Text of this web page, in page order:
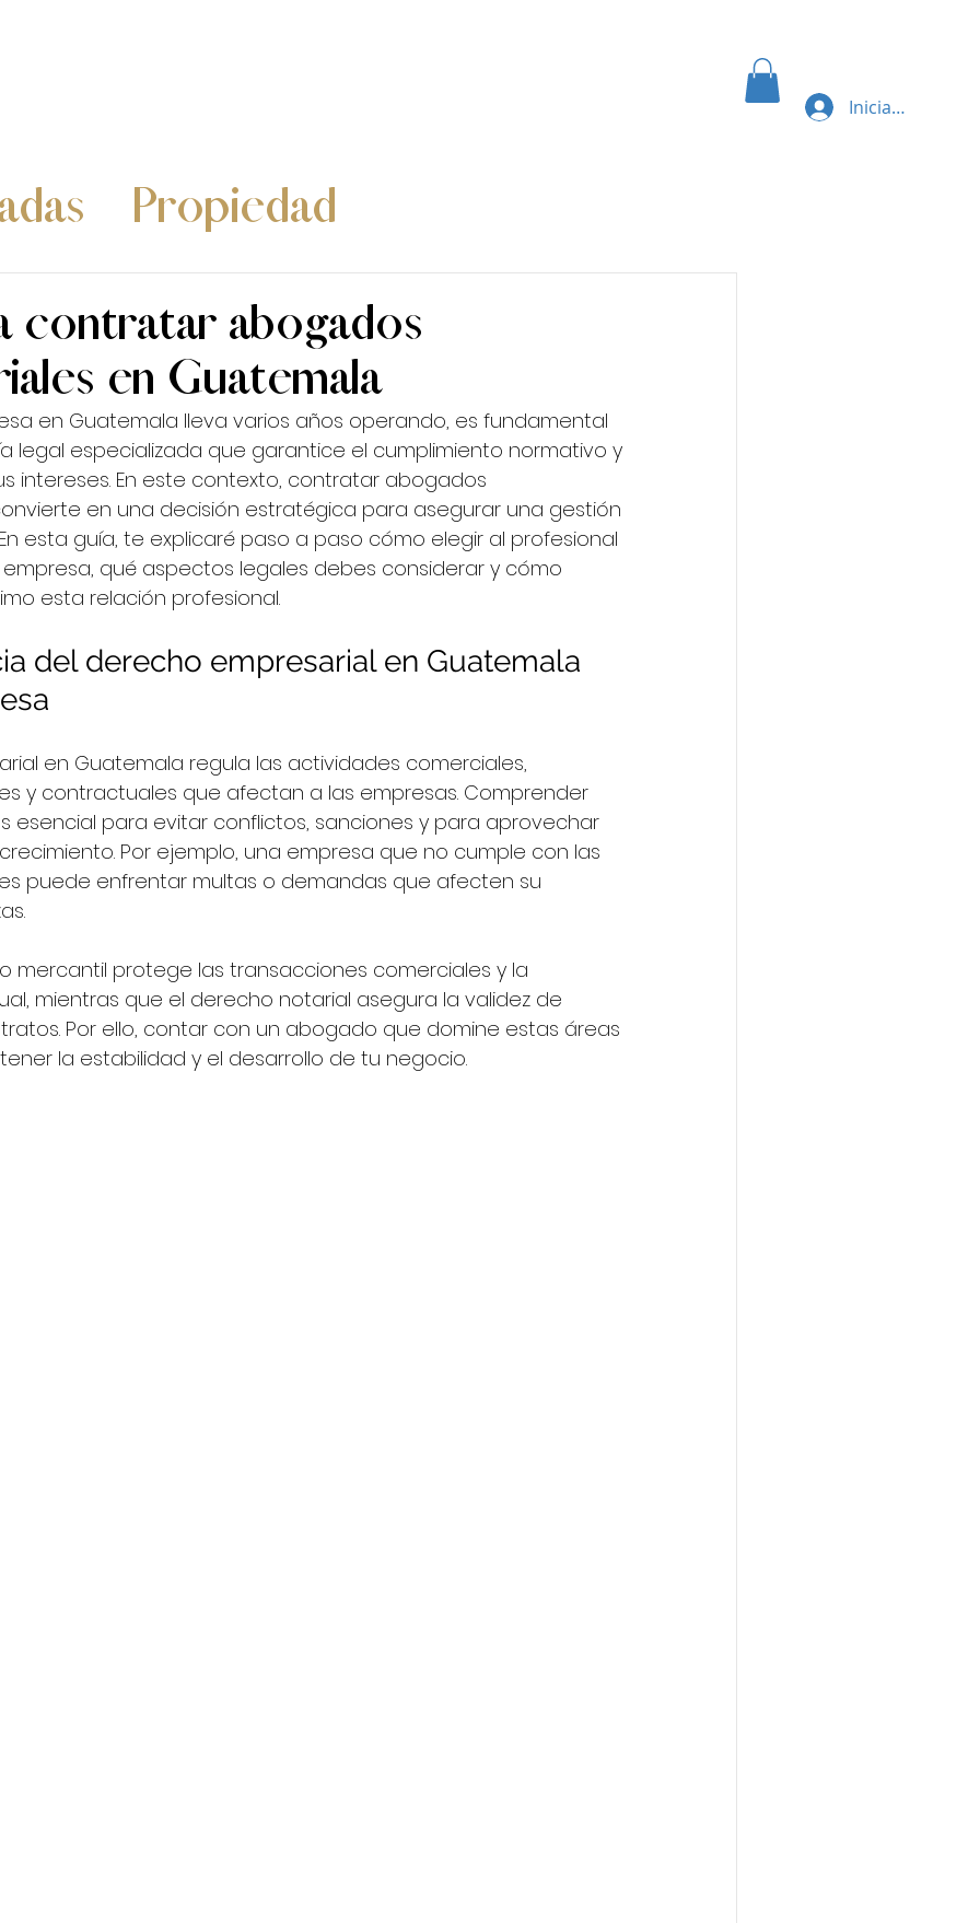
BLOG
Iniciar sesión
Propiedad
Exterior
contratar abogados
en Guatemala
en Guatemala lleva varios años operando, es fundamental
legal especializada que garantice el cumplimiento normativo y
intereses. En este contexto, contratar abogados
en una decisión estratégica para asegurar una gestión
esta guía, te explicaré paso a paso cómo elegir al profesional
qué aspectos legales debes considerar y cómo
esta relación profesional.
del derecho empresarial en Guatemala
en Guatemala regula las actividades comerciales,
y contractuales que afectan a las empresas. Comprender
esencial para evitar conflictos, sanciones y para aprovechar
Por ejemplo, una empresa que no cumple con las
puede enfrentar multas o demandas que afecten su
mercantil protege las transacciones comerciales y la
mientras que el derecho notarial asegura la validez de
Por ello, contar con un abogado que domine estas áreas
la estabilidad y el desarrollo de tu negocio.